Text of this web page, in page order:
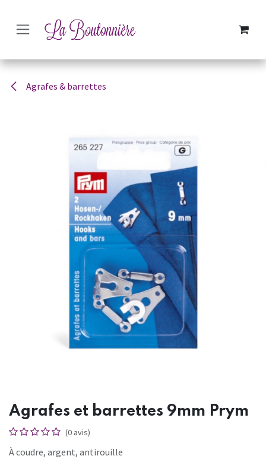
Agrafes & barrettes
Agrafes et barrettes 9mm Prym
(0 avis)
À coudre, argent, antirouille